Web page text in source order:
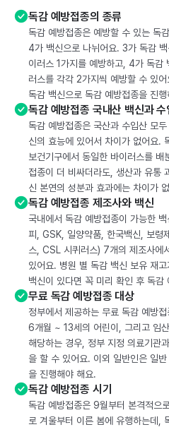
독감 예방접종의 종류
독감 예방접종은 예방할 수 있는 독
4가 백신으로 나뉘어요. 3가 독감
이러스 1가지를 예방하고, 4가 독감
러스를 각각 2가지씩 예방할 수 있
독감 백신으로 독감 예방접종을 진
독감 예방접종 국내산 백신과
독감 예방접종은 국산과 수입산 모
신의 효능에 있어서 차이가 없어요.
보건기구에서 동일한 바이러스를
접종이 더 비싸더라도, 생산과 유통
신 본연의 성분과 효과에는 차이가
독감 예방접종 제조사와 백신
국내에서 독감 예방접종이 가능한
피, GSK, 일양약품, 한국백신, 보령
스, CSL 시퀴러스) 7개의 제조사에
있어요. 병원 별 독감 백신 보유 재
백신이 있다면 꼭 미리 확인 후 독감
무료 독감 예방접종 대상
정부에서 제공하는 무료 독감 예방
6개월 ~ 13세의 어린이, 그리고 임
해당하는 경우, 정부 지정 의료기관
을 할 수 있어요. 이외 일반인은 일
을 진행해야 해요.
독감 예방접종 시기
독감 예방접종은 9월부터 본격적으
로 겨울부터 이른 봄에 유행하는데,